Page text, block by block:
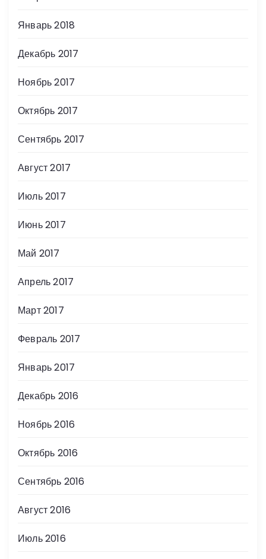
Январь 2018
Декабрь 2017
Ноябрь 2017
Октябрь 2017
Сентябрь 2017
Август 2017
Июль 2017
Июнь 2017
Май 2017
Апрель 2017
Март 2017
Февраль 2017
Январь 2017
Декабрь 2016
Ноябрь 2016
Октябрь 2016
Сентябрь 2016
Август 2016
Июль 2016